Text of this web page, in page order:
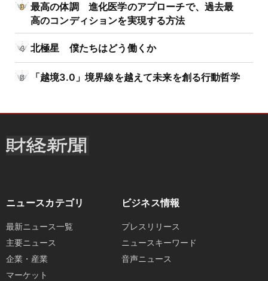
最高の体調 進化医学のアプローチで、過去最
高のコンディションを実現する方法
北極星 僕たちはどう働くか
「越境3.0」境界線を越えて未来を創る行動哲学
ニュースカテゴリ
最新ニュース一覧
主要ニュース
企業・産業
マーケット
ビジネス情報
プレスリリース
ニュースキーワード
音声ニュース